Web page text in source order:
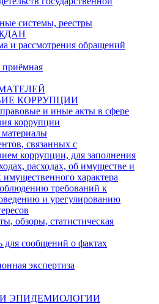
системы, реестры
и рассмотрения обращений
КОРРУПЦИИ
и иные акты в сфере
коррупции
связанных с
коррупции, для заполнения
расходах, об имуществе и
имущественного характера
требований к
и урегулированию
обзоры, статистическая
для сообщений о фактах
экспертиза
ЭПИДЕМИОЛОГИИ